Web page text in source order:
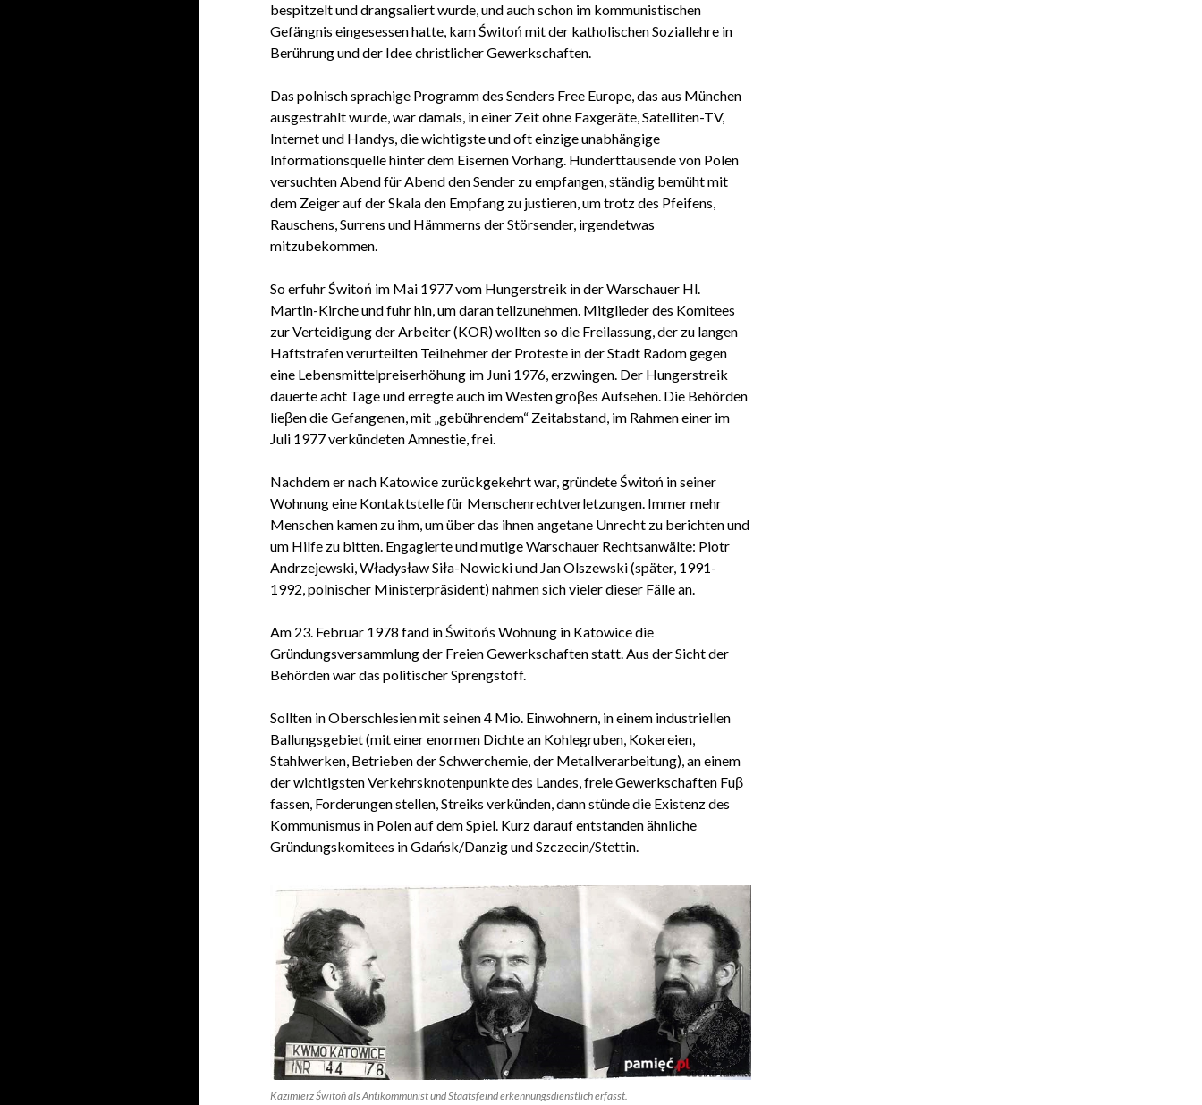
bespitzelt und drangsaliert wurde, und auch schon im kommunistischen
Gefängnis eingesessen hatte, kam Świtoń mit der katholischen Soziallehre in
Berührung und der Idee christlicher Gewerkschaften.
Das polnisch sprachige Programm des Senders Free Europe, das aus München
ausgestrahlt wurde, war damals, in einer Zeit ohne Faxgeräte, Satelliten-TV,
Internet und Handys, die wichtigste und oft einzige unabhängige
Informationsquelle hinter dem Eisernen Vorhang. Hunderttausende von Polen
versuchten Abend für Abend den Sender zu empfangen, ständig bemüht mit
dem Zeiger auf der Skala den Empfang zu justieren, um trotz des Pfeifens,
Rauschens, Surrens und Hämmerns der Störsender, irgendetwas
mitzubekommen.
So erfuhr Świtoń im Mai 1977 vom Hungerstreik in der Warschauer Hl.
Martin-Kirche und fuhr hin, um daran teilzunehmen. Mitglieder des Komitees
zur Verteidigung der Arbeiter (KOR) wollten so die Freilassung, der zu langen
Haftstrafen verurteilten Teilnehmer der Proteste in der Stadt Radom gegen
eine Lebensmittelpreiserhöhung im Juni 1976, erzwingen. Der Hungerstreik
dauerte acht Tage und erregte auch im Westen groβes Aufsehen. Die Behörden
lieβen die Gefangenen, mit „gebührendem“ Zeitabstand, im Rahmen einer im
Juli 1977 verkündeten Amnestie, frei.
Nachdem er nach Katowice zurückgekehrt war, gründete Świtoń in seiner
Wohnung eine Kontaktstelle für Menschenrechtverletzungen. Immer mehr
Menschen kamen zu ihm, um über das ihnen angetane Unrecht zu berichten und
um Hilfe zu bitten. Engagierte und mutige Warschauer Rechtsanwälte: Piotr
Andrzejewski, Władysław Siła-Nowicki und Jan Olszewski (später, 1991-
1992, polnischer Ministerpräsident) nahmen sich vieler dieser Fälle an.
Am 23. Februar 1978 fand in Świtońs Wohnung in Katowice die
Gründungsversammlung der Freien Gewerkschaften statt. Aus der Sicht der
Behörden war das politischer Sprengstoff.
Sollten in Oberschlesien mit seinen 4 Mio. Einwohnern, in einem industriellen
Ballungsgebiet (mit einer enormen Dichte an Kohlegruben, Kokereien,
Stahlwerken, Betrieben der Schwerchemie, der Metallverarbeitung), an einem
der wichtigsten Verkehrsknotenpunkte des Landes, freie Gewerkschaften Fuβ
fassen, Forderungen stellen, Streiks verkünden, dann stünde die Existenz des
Kommunismus in Polen auf dem Spiel. Kurz darauf entstanden ähnliche
Gründungskomitees in Gdańsk/Danzig und Szczecin/Stettin.
Kazimierz Świtoń als Antikommunist und Staatsfeind erkennungsdienstlich erfasst.